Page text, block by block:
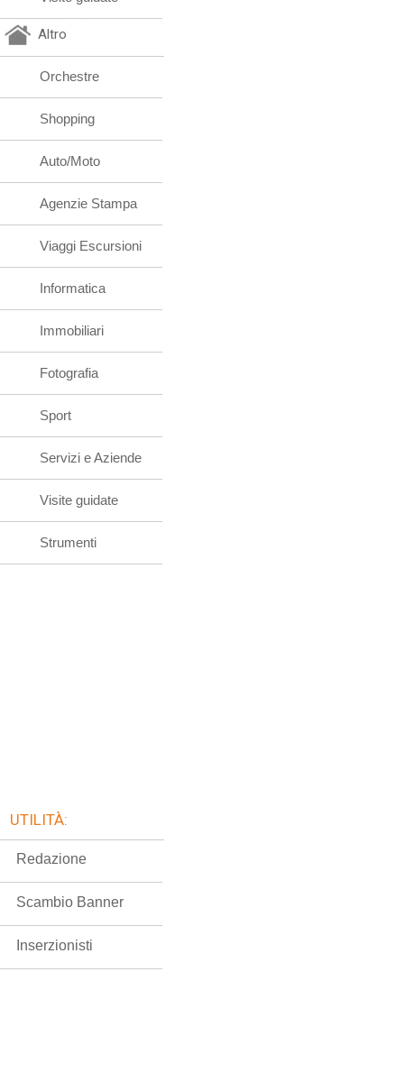
Altro
Orchestre
Shopping
Auto/Moto
Agenzie Stampa
Viaggi Escursioni
Informatica
Immobiliari
Fotografia
Sport
Servizi e Aziende
Visite guidate
Strumenti
UTILITÀ:
Redazione
Scambio Banner
Inserzionisti